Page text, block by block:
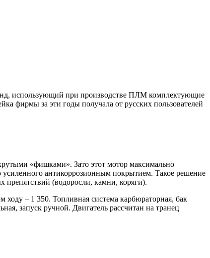
использующий при производстве ПЛМ комплектующие
фирмы за эти годы получала от русских пользователей
«фишками». Зато этот мотор максимально
антикоррозионным покрытием. Такое решение
препятствий (водоросли, камни, коряги).
– 1 350. Топливная система карбюраторная, бак
запуск ручной. Двигатель рассчитан на транец